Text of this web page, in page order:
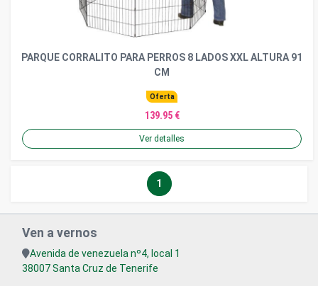
PARQUE CORRALITO PARA PERROS 8 LADOS XXL ALTURA 91
CM
Oferta
139.95 €
Ver detalles
1
Ven a vernos
Avenida de venezuela nº4, local 1
38007 Santa Cruz de Tenerife